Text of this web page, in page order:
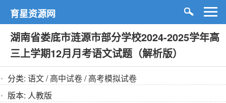
育星资源网
湖南省娄底市涟源市部分学校2024-2025学年高
三上学期12月月考语文试题（解析版）
分类: 语文/高中试卷/高考模拟试卷
版本: 人教版